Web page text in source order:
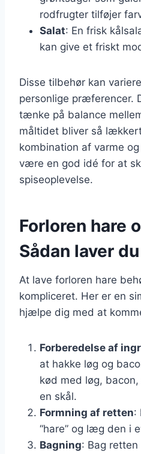
rodfrugter tilføjer
Salat: En frisk
kan give et friskt
Disse tilbehør kan
personlige præferencer.
tænke på balance
måltidet bliver så
kombination af varme
være en god idé for at
spiseoplevelse.
Forloren hare
Sådan laver
At lave forloren hare
kompliceret. Her er en
hjælpe dig med at
Forberedelse af
at hakke løg og
kød med løg,
en skål.
Formning af retten:
“hare” og læg den i
Bagning: Bag retten